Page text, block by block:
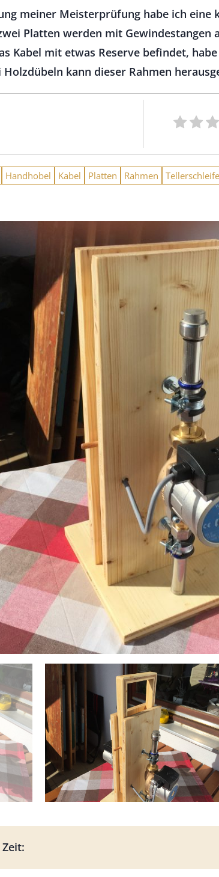
meiner Meisterprüfung habe ich eine
Platten werden mit Gewindestangen
Kabel mit etwas Reserve befindet,
kann dieser Rahmen
Handhobel Kabel Platten Rahmen